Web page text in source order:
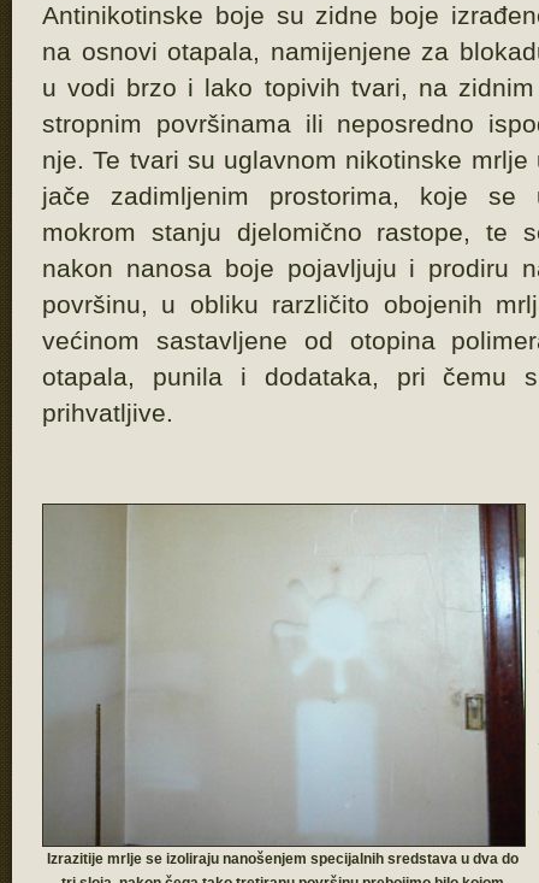
Antinikotinske boje su zidne boje
na osnovi otapala, namijenjene za
u vodi brzo i lako topivih tvari, na
stropnim površinama ili neposredno
nje. Te tvari su uglavnom nikotinske mrlje
jače zadimljenim prostorima, koje se
mokrom stanju djelomično rastope, te
nakon nanosa boje pojavljuju i prodiru
površinu, u obliku rarzličito obojenih
većinom sastavljene od otopina
otapala, punila i dodataka, pri čemu
prihvatljive.
Izrazitije mrlje se izoliraju nanošenjem specijalnih sredstava u dva do